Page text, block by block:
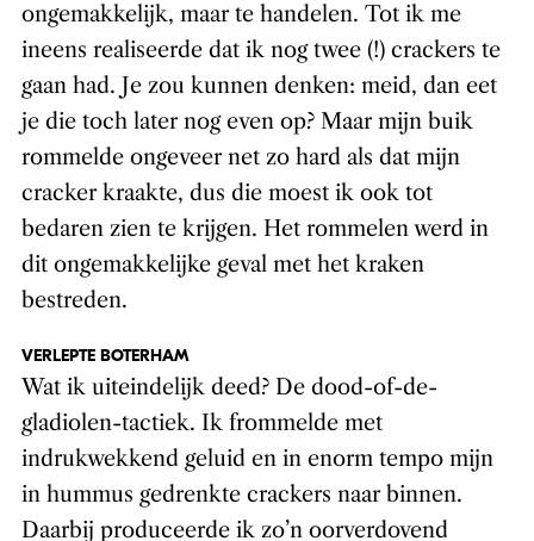
ongemakkelijk, maar te handelen. Tot ik me
ineens realiseerde dat ik nog twee (!) crackers te
gaan had. Je zou kunnen denken: meid, dan eet
je die toch later nog even op? Maar mijn buik
rommelde ongeveer net zo hard als dat mijn
cracker kraakte, dus die moest ik ook tot
bedaren zien te krijgen. Het rommelen werd in
dit ongemakkelijke geval met het kraken
bestreden.
VERLEPTE BOTERHAM
Wat ik uiteindelijk deed? De dood-of-de-
gladiolen-tactiek. Ik frommelde met
indrukwekkend geluid en in enorm tempo mijn
in hummus gedrenkte crackers naar binnen.
Daarbij produceerde ik zo’n oorverdovend